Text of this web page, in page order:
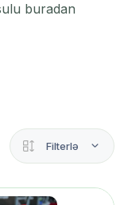
buradan
Filterlə